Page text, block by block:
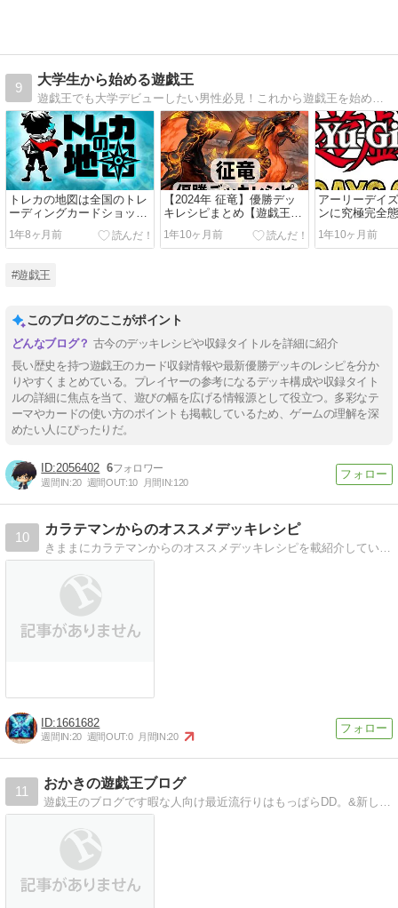
9
大学生から始める遊戯王
遊戯王でも大学デビューしたい男性必見！これから遊戯王を始める0の初心者が、1日10分読むだけで格段にスキルアップし、周りの友達から一目置かれるデュエリストになれる最短ルートを公開！
トレカの地図は全国のトレ
ーディングカードショップ
情報が検索できる便利サイ
ト
1年8ヶ月前
【2024年 征竜】優勝デッ
キレシピまとめ【遊戯王
OCG】
1年10ヶ月前
アーリーデイ
ンに究極完全
ト・モス、も
ー・ナイト・
1年10ヶ月前
#遊戯王
このブログのここがポイント
古今のデッキレシピや収録タイトルを詳細に紹介
長い歴史を持つ遊戯王のカード収録情報や最新優勝デッキのレシピを分か
りやすくまとめている。プレイヤーの参考になるデッキ構成や収録タイト
ルの詳細に焦点を当て、遊びの幅を広げる情報源として役立つ。多彩なテ
ーマやカードの使い方のポイントも掲載しているため、ゲームの理解を深
めたい人にぴったりだ。
2056402 6
週間IN:20 週間OUT:10 月間IN:120
10
カラテマンからのオススメデッキレシピ
きままにカラテマンからのオススメデッキレシピを載紹介していきます。皆様のデッキ構築の参考になれたら幸いです。毎日更新できるように頑張っていきたいと思います。
1661682
週間IN:20 週間OUT:0 月間IN:20
11
おかきの遊戯王ブログ
遊戯王のブログです暇な人向け最近流行りはもっぱらDD。&新しいデッキを作りたいので今旬なデッキを募集中です。(コメントにて)